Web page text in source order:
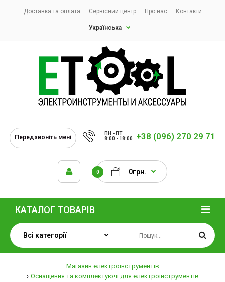
Доставка та оплата Сервісний центр Про нас Контакти
Українська
Передзвоніть мені
ПН - ПТ
8:00 - 18:00
+38 (096) 270 29 71
0 0грн.
КАТАЛОГ ТОВАРІВ
Магазин електроінструментів
Оснащення та комплектуючі для електроінструментів